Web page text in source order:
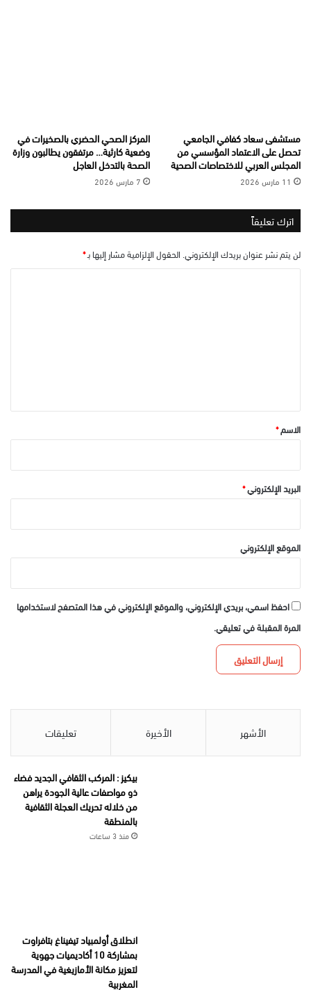
مستشفى سعاد كفافي الجامعي
تحصل على الاعتماد المؤسسي من
المجلس العربي للاختصاصات الصحية
11 مارس 2026
المركز الصحي الحضري بالصخيرات في
وضعية كارثية… مرتفقون يطالبون وزارة
الصحة بالتدخل العاجل
7 مارس 2026
اترك تعليقاً
لن يتم نشر عنوان بريدك الإلكتروني. الحقول الإلزامية مشار إليها بـ*
*الاسم*
البريد الإلكتروني*
الموقع الإلكتروني
احفظ اسمي، بريدي الإلكتروني، والموقع الإلكتروني في هذا المتصفح لاستخدامها
المرة المقبلة في تعليقي.
الأشهر الأخيرة تعليقات
بيكيز : المركب الثقافي الجديد فضاء
ذو مواصفات عالية الجودة يراهن
من خلاله تحريك العجلة الثقافية
بالمنطقة
منذ 3 ساعات
انطلاق أولمبياد تيفيناغ بتافراوت
بمشاركة 10 أكاديميات جهوية
لتعزيز مكانة الأمازيغية في المدرسة
المغربية